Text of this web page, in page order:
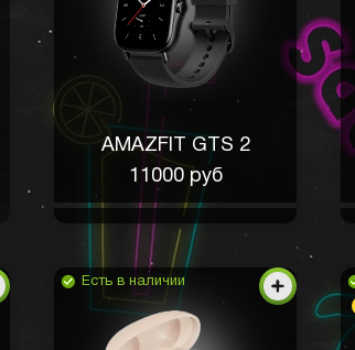
AMAZFIT GTS 2
11000 руб
Есть в наличии